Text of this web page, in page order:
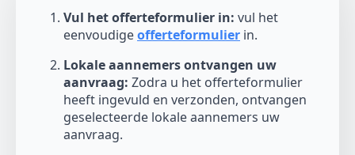
Vul het offerteformulier in: vul het
eenvoudigeofferteformulier in.
Lokale aannemers ontvangen uw
aanvraag: Zodra u het offerteformulier
heeft ingevuld en verzonden, ontvangen
geselecteerde lokale aannemers uw
aanvraag.